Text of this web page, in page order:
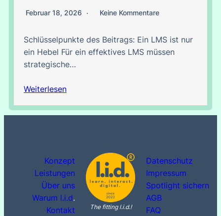
Februar 18, 2026 Keine Kommentare
Schlüsselpunkte des Beitrags: Ein LMS ist nur
ein Hebel Für ein effektives LMS müssen
strategische…
Weiterlesen
Konzept
Leistungen
Über uns
Warum l.i.d.
Kontakt
The fitting l.i.d.!
Datenschutz
Impressum
Spotlight sichern
AGB
FAQ